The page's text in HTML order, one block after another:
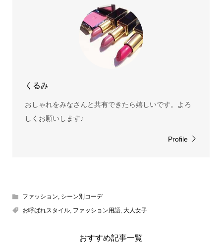
くるみ
おしゃれをみなさんと共有できたら嬉しいです。よろ
しくお願いします♪
Profile
ファッション, シーン別コーデ
お呼ばれスタイル, ファッション用語, 大人女子
おすすめ記事一覧